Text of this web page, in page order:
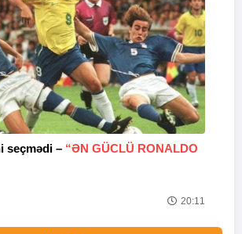
seçmədi – “ƏN GÜCLÜ RONALDO
20:11